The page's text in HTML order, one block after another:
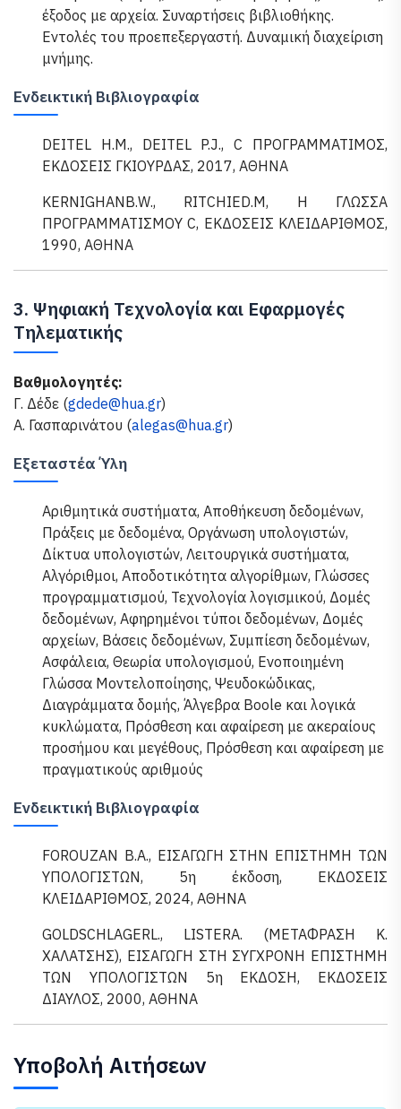
έξοδος με αρχεία. Συναρτήσεις βιβλιοθήκης.
Εντολές του προεπεξεργαστή. Δυναμική διαχείριση
μνήμης.
Ενδεικτική Βιβλιογραφία
DEITEL H.M., DEITEL P.J., C ΠΡΟΓΡΑΜΜΑΤΙΜΟΣ,
ΕΚΔΟΣΕΙΣ ΓΚΙΟΥΡΔΑΣ, 2017, ΑΘΗΝΑ
KERNIGHANB.W., RITCHIED.M, Η ΓΛΩΣΣΑ
ΠΡΟΓΡΑΜΜΑΤΙΣΜΟΥ C, ΕΚΔΟΣΕΙΣ ΚΛΕΙΔΑΡΙΘΜΟΣ,
1990, ΑΘΗΝΑ
3. Ψηφιακή Τεχνολογία και Εφαρμογές
Τηλεματικής
Βαθμολογητές:
Γ. Δέδε (gdede@hua.gr)
Α. Γασπαρινάτου (alegas@hua.gr)
Εξεταστέα Ύλη
Αριθμητικά συστήματα, Αποθήκευση δεδομένων,
Πράξεις με δεδομένα, Οργάνωση υπολογιστών,
Δίκτυα υπολογιστών, Λειτουργικά συστήματα,
Αλγόριθμοι, Αποδοτικότητα αλγορίθμων, Γλώσσες
προγραμματισμού, Τεχνολογία λογισμικού, Δομές
δεδομένων, Αφηρημένοι τύποι δεδομένων, Δομές
αρχείων, Βάσεις δεδομένων, Συμπίεση δεδομένων,
Ασφάλεια, Θεωρία υπολογισμού, Ενοποιημένη
Γλώσσα Μοντελοποίησης, Ψευδοκώδικας,
Διαγράμματα δομής, Άλγεβρα Boole και λογικά
κυκλώματα, Πρόσθεση και αφαίρεση με ακεραίους
προσήμου και μεγέθους, Πρόσθεση και αφαίρεση με
πραγματικούς αριθμούς
Ενδεικτική Βιβλιογραφία
FOROUZAN Β.Α., ΕΙΣΑΓΩΓΗ ΣΤΗΝ ΕΠΙΣΤΗΜΗ ΤΩΝ
ΥΠΟΛΟΓΙΣΤΩΝ, 5η έκδοση, ΕΚΔΟΣΕΙΣ
ΚΛΕΙΔΑΡΙΘΜΟΣ, 2024, ΑΘΗΝΑ
GOLDSCHLAGERL., LISTERA. (ΜΕΤΑΦΡΑΣΗ Κ.
ΧΑΛΑΤΣΗΣ), ΕΙΣΑΓΩΓΗ ΣΤΗ ΣΥΓΧΡΟΝΗ ΕΠΙΣΤΗΜΗ
ΤΩΝ ΥΠΟΛΟΓΙΣΤΩΝ 5η ΕΚΔΟΣΗ, ΕΚΔΟΣΕΙΣ
ΔΙΑΥΛΟΣ, 2000, ΑΘΗΝΑ
Υποβολή Αιτήσεων